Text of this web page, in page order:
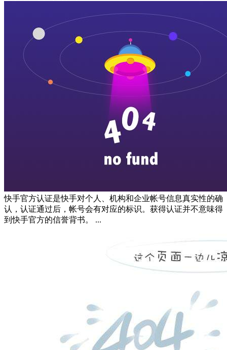
快手官方认证是快手对个人、机构和企业帐号信息真实性的确
认，认证通过后，帐号会有对应的标识。获得认证并不意味得
到快手官方的信誉背书。 ...